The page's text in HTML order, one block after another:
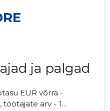
ja palgad
-
töötajate arv - 1